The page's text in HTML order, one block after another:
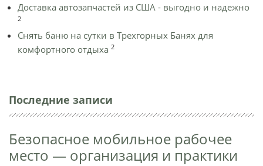
Доставка автозапчастей из США - выгодно и надежно
2
Снять баню на сутки в Трехгорных Банях для
комфортного отдыха 2
Последние записи
Безопасное мобильное рабочее
место — организация и практики